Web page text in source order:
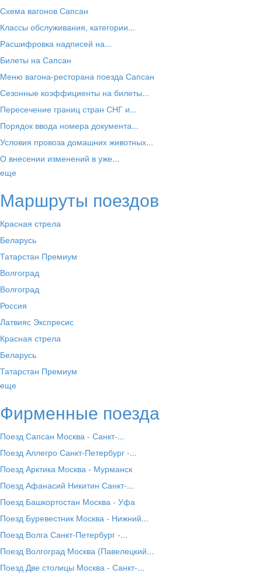
Схема вагонов Сапсан
Классы обслуживания, категории...
Расшифровка надписей на...
Билеты на Сапсан
Меню вагона-ресторана поезда Сапсан
Сезонные коэффициенты на билеты...
Пересечение границ стран СНГ и...
Порядок ввода номера документа...
Условия провоза домашних животных...
О внесении изменений в уже...
еще
Маршруты поездов
Красная стрела
Беларусь
Татарстан Премиум
Волгоград
Волгоград
Россия
Латвияс Экспресис
Красная стрела
Беларусь
Татарстан Премиум
еще
Фирменные поезда
Поезд Сапсан Москва - Санкт-...
Поезд Аллегро Санкт-Петербург -...
Поезд Арктика Москва - Мурманск
Поезд Афанасий Никитин Санкт-...
Поезд Башкортостан Москва - Уфа
Поезд Буревестник Москва - Нижний...
Поезд Волга Санкт-Петербург -...
Поезд Волгоград Москва (Павелецкий...
Поезд Две столицы Москва - Санкт-...